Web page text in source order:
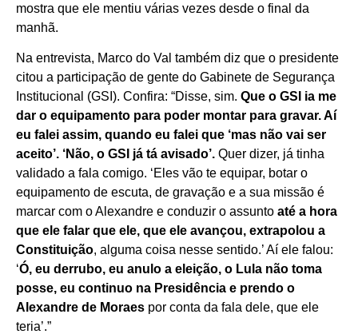
mostra que ele mentiu várias vezes desde o final da
manhã.
Na entrevista, Marco do Val também diz que o presidente
citou a participação de gente do Gabinete de Segurança
Institucional (GSI). Confira: “Disse, sim. Que o GSI ia me
dar o equipamento para poder montar para gravar. Aí
eu falei assim, quando eu falei que ‘mas não vai ser
aceito’. ‘Não, o GSI já tá avisado’. Quer dizer, já tinha
validado a fala comigo. ‘Eles vão te equipar, botar o
equipamento de escuta, de gravação e a sua missão é
marcar com o Alexandre e conduzir o assunto até a hora
que ele falar que ele, que ele avançou, extrapolou a
Constituição, alguma coisa nesse sentido.’ Aí ele falou:
‘Ó, eu derrubo, eu anulo a eleição, o Lula não toma
posse, eu continuo na Presidência e prendo o
Alexandre de Moraes por conta da fala dele, que ele
teria’.”